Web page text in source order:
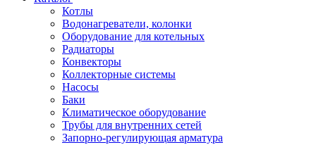
Котлы
Водонагреватели, колонки
Оборудование для котельных
Радиаторы
Конвекторы
Коллекторные системы
Насосы
Баки
Климатическое оборудование
Трубы для внутренних сетей
Запорно-регулирующая арматура